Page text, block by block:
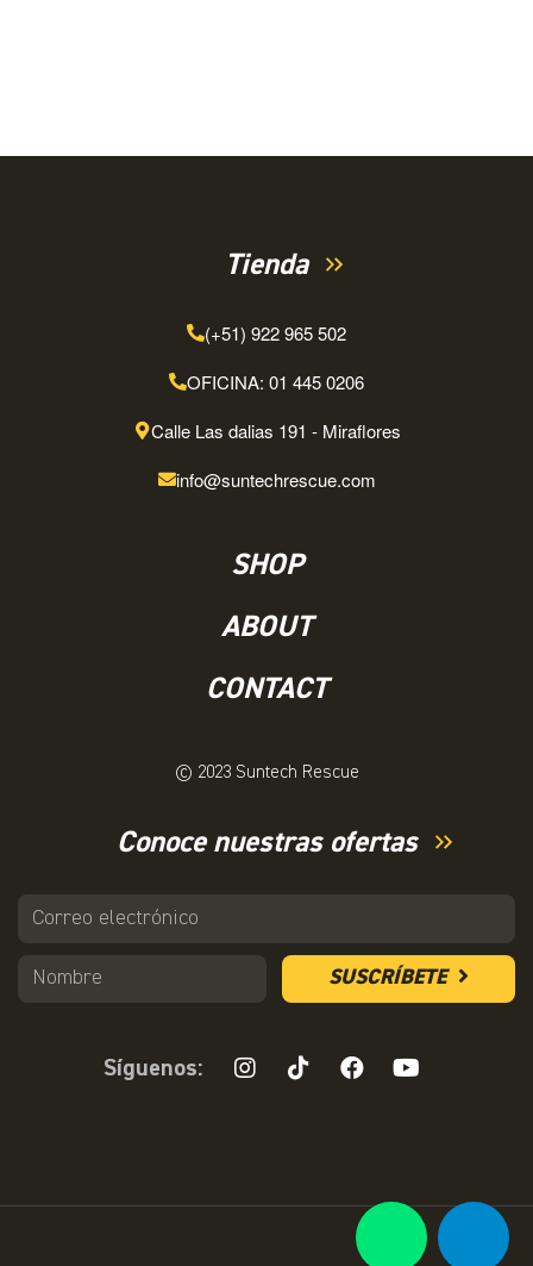
Tienda
(+51) 922 965 502
OFICINA: 01 445 0206
Calle Las dalias 191 - Miraflores
info@suntechrescue.com
SHOP
ABOUT
CONTACT
© 2023 Suntech Rescue
Conoce nuestras ofertas
SUSCRÍBETE
Síguenos: